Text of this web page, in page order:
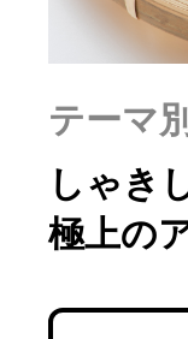
ふる
10秒
自治
テーマ
しゃき
極上の